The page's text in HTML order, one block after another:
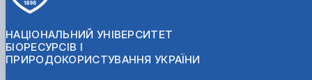
НАЦІОНАЛЬНИЙ УНІВЕРСИТЕТ
БІОРЕСУРСІВ І
ПРИРОДОКОРИСТУВАННЯ УКРАЇНИ